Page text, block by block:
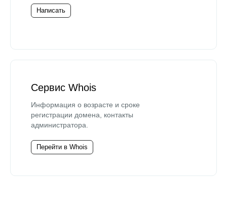
Написать
Сервис Whois
Информация о возрасте и сроке
регистрации домена, контакты
администратора.
Перейти в Whois